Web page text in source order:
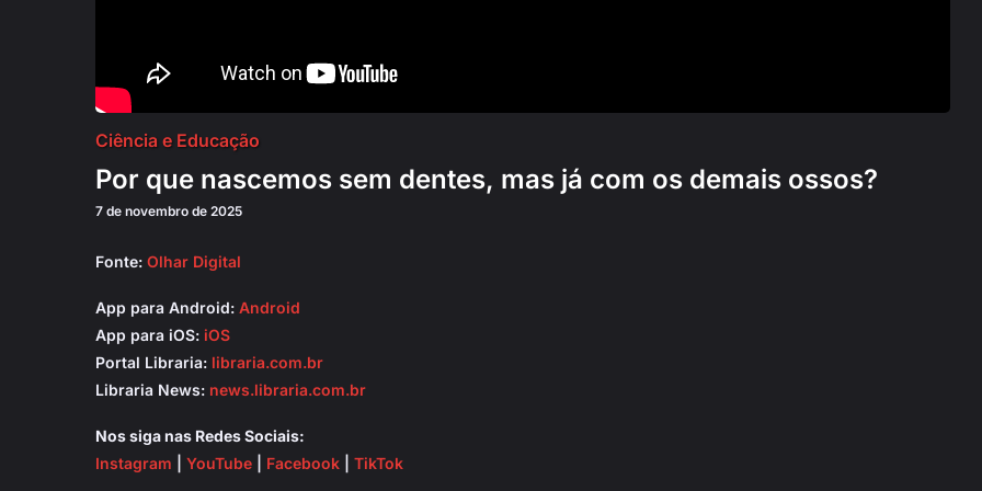
Ciência e Educação
Por que nascemos sem dentes, mas já com os demais ossos?
7 de novembro de 2025
Fonte: Olhar Digital
App para Android: Android
App para iOS: iOS
Portal Libraria: libraria.com.br
Libraria News: news.libraria.com.br
Nos siga nas Redes Sociais:
Instagram
YouTube Facebook TikTok